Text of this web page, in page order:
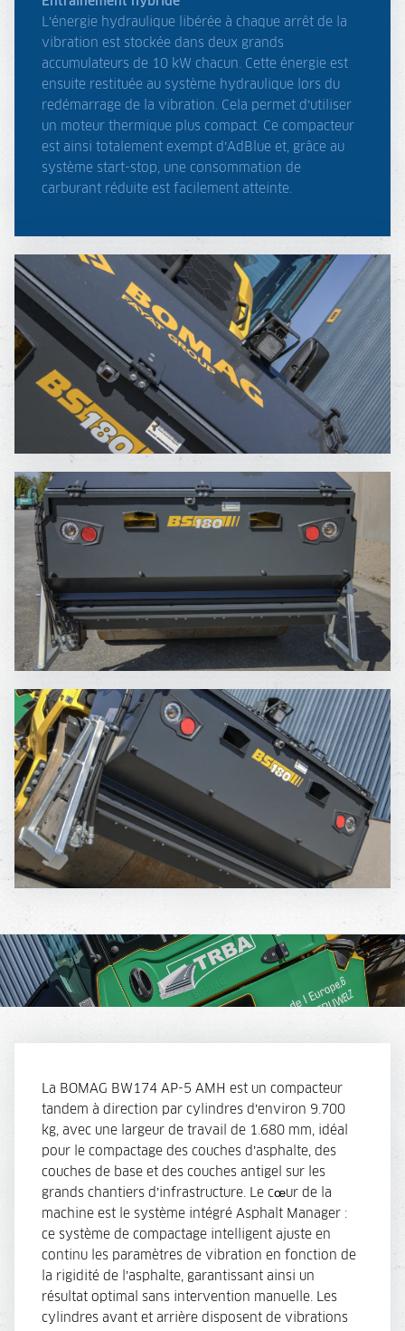
L’énergie hydraulique libérée à chaque arrêt de la
vibration est stockée dans deux grands
accumulateurs de 10 kW chacun. Cette énergie est
ensuite restituée au système hydraulique lors du
redémarrage de la vibration. Cela permet d’utiliser
un moteur thermique plus compact. Ce compacteur
est ainsi totalement exempt d’AdBlue et, grâce au
système start-stop, une consommation de
carburant réduite est facilement atteinte.
La BOMAG BW174 AP-5 AMH est un compacteur
tandem à direction par cylindres d’environ 9.700
kg, avec une largeur de travail de 1.680 mm, idéal
pour le compactage des couches d’asphalte, des
couches de base et des couches antigel sur les
grands chantiers d’infrastructure. Le cœur de la
machine est le système intégré Asphalt Manager :
ce système de compactage intelligent ajuste en
continu les paramètres de vibration en fonction de
la rigidité de l’asphalte, garantissant ainsi un
résultat optimal sans intervention manuelle. Les
cylindres avant et arrière disposent de vibrations